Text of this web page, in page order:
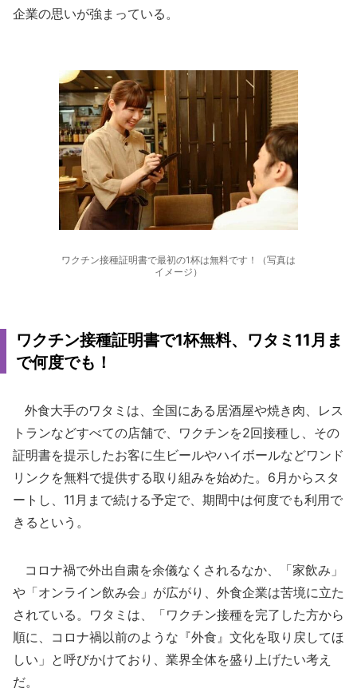
企業の思いが強まっている。
ワクチン接種証明書で最初の1杯は無料です！（写真は
イメージ）
ワクチン接種証明書で1杯無料、ワタミ11月ま
で何度でも！
外食大手のワタミは、全国にある居酒屋や焼き肉、レス
トランなどすべての店舗で、ワクチンを2回接種し、その
証明書を提示したお客に生ビールやハイボールなどワンド
リンクを無料で提供する取り組みを始めた。6月からスタ
ートし、11月まで続ける予定で、期間中は何度でも利用で
きるという。
コロナ禍で外出自粛を余儀なくされるなか、「家飲み」
や「オンライン飲み会」が広がり、外食企業は苦境に立た
されている。ワタミは、「ワクチン接種を完了した方から
順に、コロナ禍以前のような『外食』文化を取り戻してほ
しい」と呼びかけており、業界全体を盛り上げたい考え
だ。